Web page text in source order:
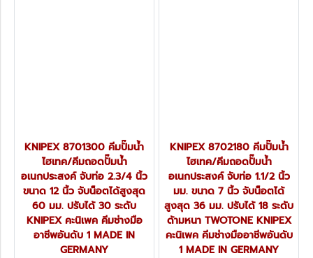
KNIPEX 8701300 คีมปั๊มน้ำ
ไฮเทค/คีมถอดปั๊มน้ำ
อเนกประสงค์ จับท่อ 2.3/4 นิ้ว
ขนาด 12 นิ้ว จับน็อตได้สูงสุด
60 มม. ปรับได้ 30 ระดับ
KNIPEX คะนิเพค คีมช่างมือ
อาชีพอันดับ 1 MADE IN
GERMANY
KNIPEX 8702180 คีมปั๊มน้ำ
ไฮเทค/คีมถอดปั๊มน้ำ
อเนกประสงค์ จับท่อ 1.1/2 นิ้ว
มม. ขนาด 7 นิ้ว จับน็อตได้
สูงสุด 36 มม. ปรับได้ 18 ระดับ
ด้ามหนา TWOTONE KNIPEX
คะนิเพค คีมช่างมืออาชีพอันดับ
1 MADE IN GERMANY